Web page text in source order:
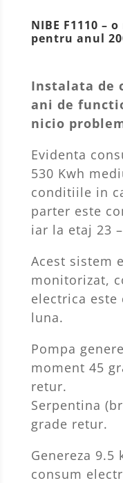
NIBE F1110 –
pentru anul
Instalata de
ani de
nicio
Evidenta
530 Kwh
conditiile in
parter este
iar la etaj 23
Acest sistem
monitorizat,
electrica
luna.
Pompa
moment 45
retur.
Serpentina
grade retur.
Genereza 9.5
consum